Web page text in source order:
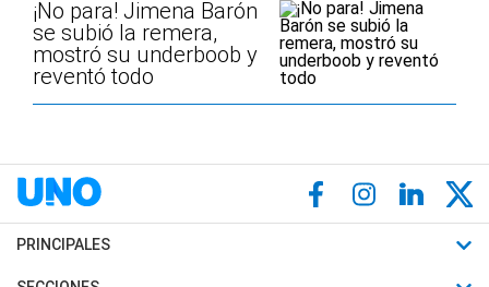
¡No para! Jimena Barón
se subió la remera,
mostró su underboob y
reventó todo
PRINCIPALES